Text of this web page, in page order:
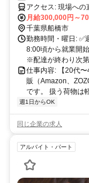
アクセス: 現
月給300,000円～
千葉県船橋市
勤務時間・曜日: ✅
8:00頃から就業開
※配達が終わり次第
仕事内容: 【20代
販（Amazon、
です。 扱う荷物は
週1日からOK
同じ企業の求人
アルバイト・パート